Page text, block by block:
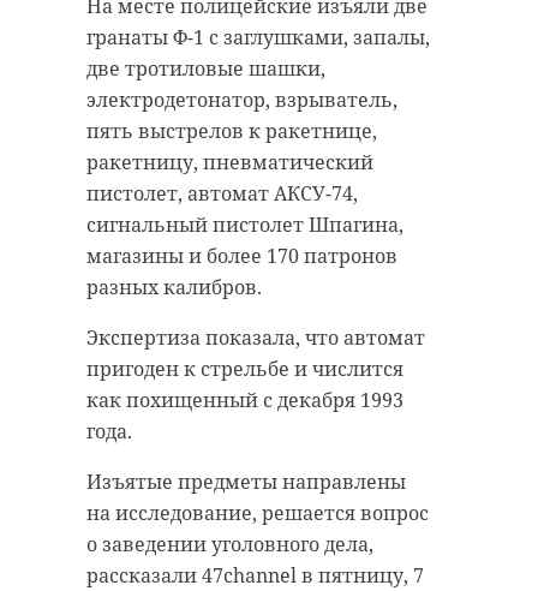
На месте полицейские изъяли две
гранаты Ф-1 с заглушками, запалы,
две тротиловые шашки,
электродетонатор, взрыватель,
пять выстрелов к ракетнице,
ракетницу, пневматический
пистолет, автомат АКСУ-74,
сигнальный пистолет Шпагина,
магазины и более 170 патронов
разных калибров.
Экспертиза показала, что автомат
пригоден к стрельбе и числится
как похищенный с декабря 1993
года.
Изъятые предметы направлены
на исследование, решается вопрос
о заведении уголовного дела,
рассказали 47channel в пятницу, 7